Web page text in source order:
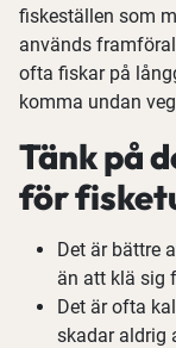
fiskeställen som
används
ofta fiskar på
komma undan
Tänk på
för
Det är bättre
än att klä sig
Det är ofta
skadar aldrig